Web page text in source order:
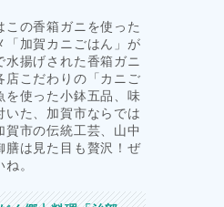
の香箱ガニを使った
「加賀カニごはん」が
水揚げされた香箱ガニ
店こだわりの「カニご
を使った小鉢五品、味
た、加賀市ならでは
市の伝統工芸、山中
膳は見た目も贅沢！ぜ
。